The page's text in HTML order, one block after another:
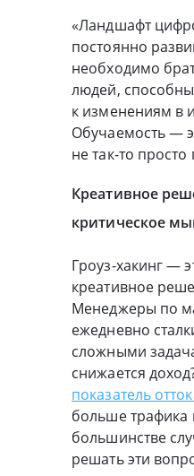
«Ландшафт
постоянно
необходимо
людей,
к изменениям в
Обучаемость —
не так-то просто
Креативное
критическое
Гроуз-хакинг —
креативное
Менеджеры по
ежедневно
сложными
снижается
показатель
больше трафика
большинстве
решать эти